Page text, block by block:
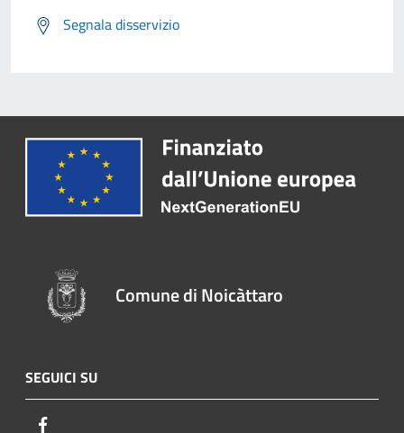
Segnala disservizio
Comune di Noicàttaro
SEGUICI SU